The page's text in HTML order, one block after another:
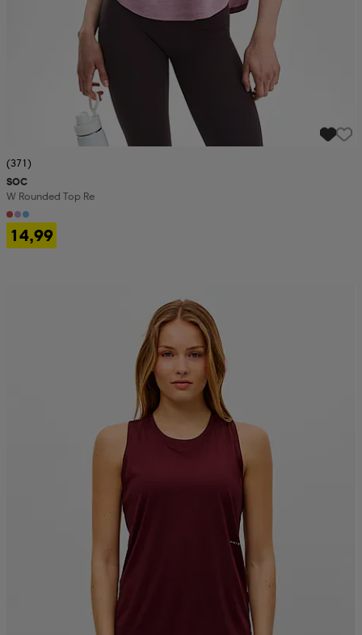
(371)
SOC
W Rounded Top Re
14,99